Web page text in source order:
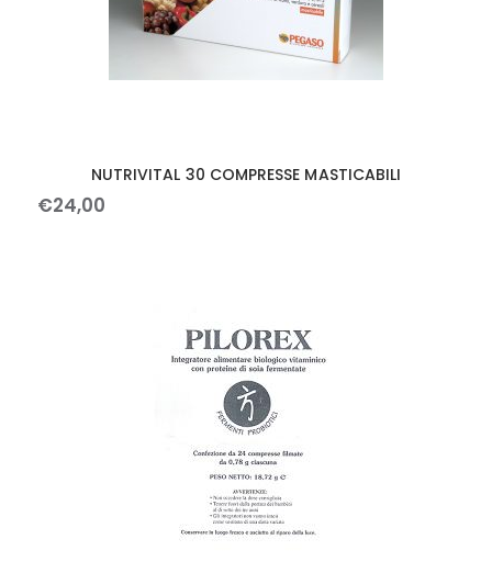
NUTRIVITAL 30 COMPRESSE MASTICABILI
€24,00